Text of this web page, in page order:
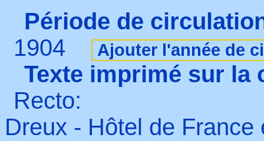
Période de
1904
Ajouter l'année de
Texte imprimé sur la
Recto:
Dreux - Hôtel de